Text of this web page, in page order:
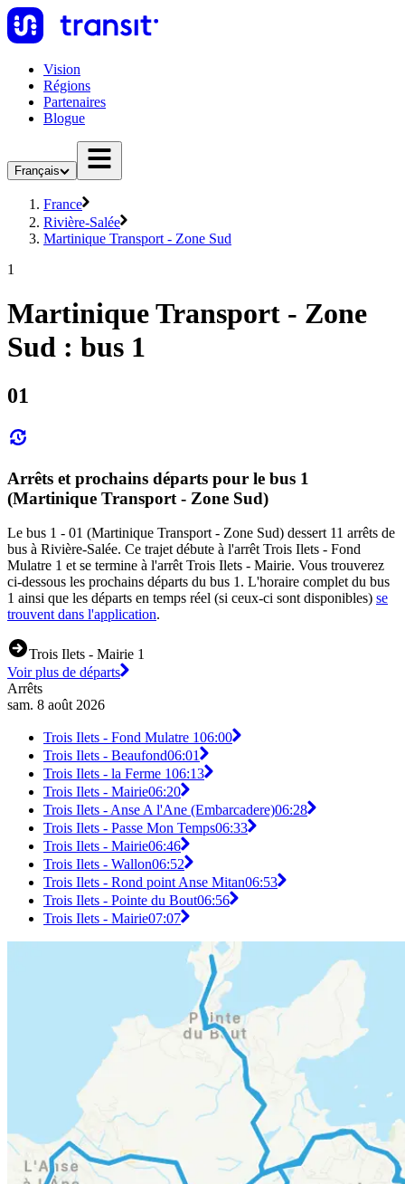
Vision
Régions
Partenaires
Blogue
Français
France
Rivière-Salée
Martinique Transport - Zone Sud
1
Martinique Transport - Zone
Sud : bus 1
01
Arrêts et prochains départs pour le bus 1
(Martinique Transport - Zone Sud)
Le bus 1 - 01 (Martinique Transport - Zone Sud) dessert 11 arrêts de
bus à Rivière-Salée. Ce trajet débute à l'arrêt Trois Ilets - Fond
Mulatre 1 et se termine à l'arrêt Trois Ilets - Mairie. Vous trouverez
ci-dessous les prochains départs du bus 1. L'horaire complet du bus
1 ainsi que les départs en temps réel (si ceux-ci sont disponibles) se
trouvent dans l'application.
Trois Ilets - Mairie 1
Voir plus de départs
Arrêts
sam. 8 août 2026
Trois Ilets - Fond Mulatre 106:00
Trois Ilets - Beaufond06:01
Trois Ilets - la Ferme 106:13
Trois Ilets - Mairie06:20
Trois Ilets - Anse A l'Ane (Embarcadere)06:28
Trois Ilets - Passe Mon Temps06:33
Trois Ilets - Mairie06:46
Trois Ilets - Wallon06:52
Trois Ilets - Rond point Anse Mitan06:53
Trois Ilets - Pointe du Bout06:56
Trois Ilets - Mairie07:07